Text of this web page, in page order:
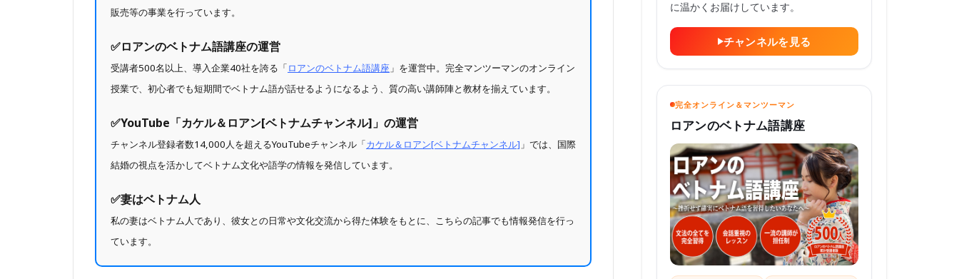
販売等の事業を行っています。
✅️ロアンのベトナム語講座の運営
受講者500名以上、導入企業40社を誇る「ロアンのベトナム語講座 」を運営中。完全マンツーマンのオンライン
授業で、初心者でも短期間でベトナム語が話せるようになるよう、質の高い講師陣と教材を揃えています。
✅️YouTube「カケル＆ロアン[ベトナムチャンネル]」の運営
チャンネル登録者数14,000人を超えるYouTubeチャンネル「カケル＆ロアン[ベトナムチャンネル] 」では、国際
結婚の視点を活かしてベトナム文化や語学の情報を発信しています。
✅️妻はベトナム人
私の妻はベトナム人であり、彼女との日常や文化交流から得た体験をもとに、こちらの記事でも情報発信を行っ
ています。
に温かくお届けしています。
チャンネルを見る
完全オンライン＆マンツーマン
ロアンのベトナム語講座